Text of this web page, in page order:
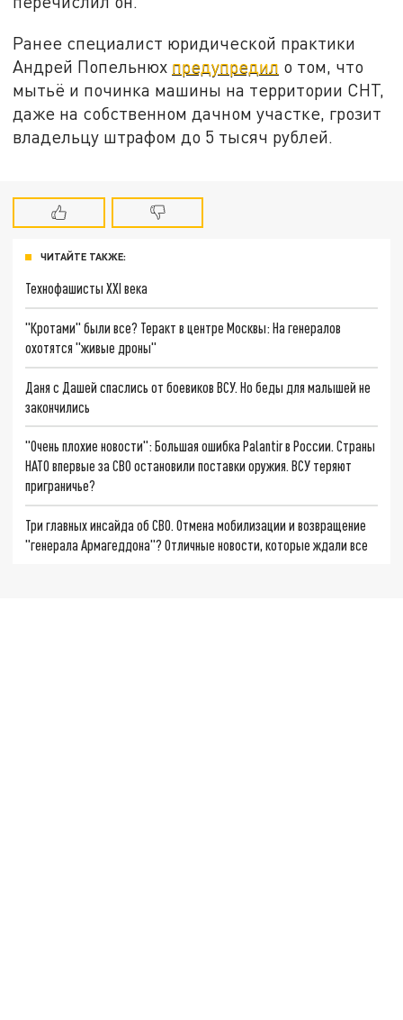
Ранее специалист юридической практики
Андрей Попельнюх предупредил о том, что
мытьё и починка машины на территории СНТ,
даже на собственном дачном участке, грозит
владельцу штрафом до 5 тысяч рублей.
ЧИТАЙТЕ ТАКЖЕ:
Технофашисты XXI века
"Кротами" были все? Теракт в центре Москвы: На генералов
охотятся "живые дроны"
Даня с Дашей спаслись от боевиков ВСУ. Но беды для малышей не
закончились
"Очень плохие новости": Большая ошибка Palantir в России. Страны
НАТО впервые за СВО остановили поставки оружия. ВСУ теряют
приграничье?
Три главных инсайда об СВО. Отмена мобилизации и возвращение
"генерала Армагеддона"? Отличные новости, которые ждали все